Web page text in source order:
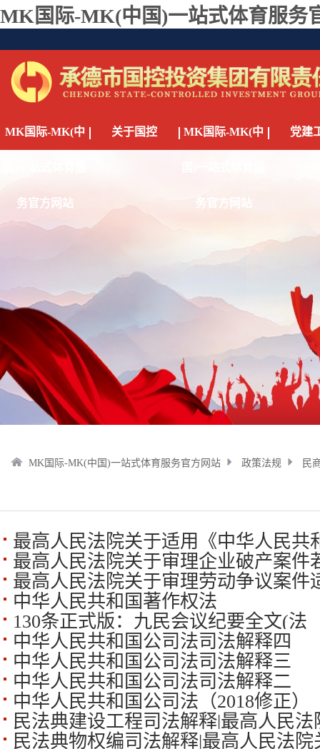
MK国际-MK(中国)一站式体育服务
MK国际-MK(中
务官方网站
关于国控 MK国际-MK(中
务官方网站
党建
MK国际-MK(中国)一站式体育服务官方网站 政策法规 民
最高人民法院关于适用《中华人民共
的解释
最高人民法院关于审理企业破产案件
最高人民法院关于审理劳动争议案件
(2020最新)
中华人民共和国著作权法
130条正式版：九民会议纪要全文(法
商事审判工作会议纪要
中华人民共和国公司法司法解释四
中华人民共和国公司法司法解释三
中华人民共和国公司法司法解释二
中华人民共和国公司法（2018修正）
民法典建设工程司法解释|最高人民
民法典物权编司法解释|最高人民法